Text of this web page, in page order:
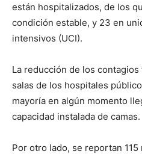
están hospitalizados, de los
condición estable, y 23 en
intensivos (UCI).
La reducción de los
salas de los hospitales
mayoría en algún momento
capacidad instalada de camas.
Por otro lado, se reportan